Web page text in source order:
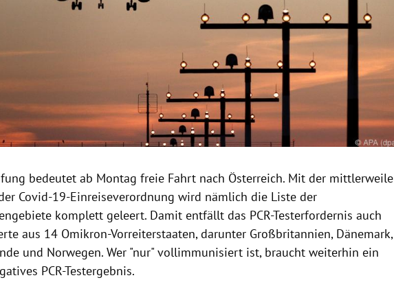
bedeutet ab Montag freie Fahrt nach Österreich. Mit der mittlerweile
Covid-19-Einreiseverordnung wird nämlich die Liste der
komplett geleert. Damit entfällt das PCR-Testerfordernis auch
aus 14 Omikron-Vorreiterstaaten, darunter Großbritannien, Dänemark,
und Norwegen. Wer "nur" vollimmunisiert ist, braucht weiterhin ein
PCR-Testergebnis.